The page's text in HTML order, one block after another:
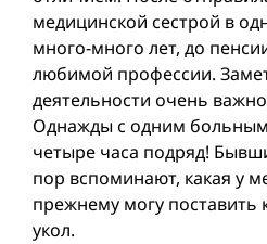
медицинской сестрой в
много-много лет, до
любимой профессии.
деятельности очень
Однажды с одним
четыре часа подряд!
пор вспоминают, какая у
прежнему могу поставить
укол.